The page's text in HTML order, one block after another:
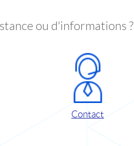
ou d'informations ?
Contact